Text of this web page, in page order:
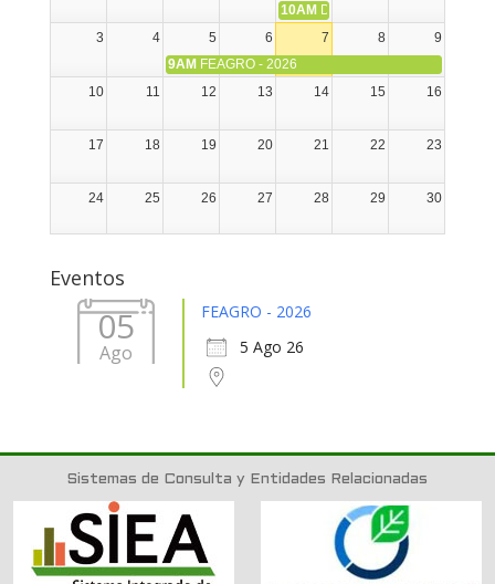
10AM DIA NACIONAL DE LA
3
4 5 6 7 8
9
9AM FEAGRO - 2026
10
11 12 13 14 15 16
17 18 19 20 21 22 23
24 25 26 27 28 29 30
Eventos
05
Ago
FEAGRO - 2026
5 Ago 26
Sistemas de Consulta y Entidades Relacionadas